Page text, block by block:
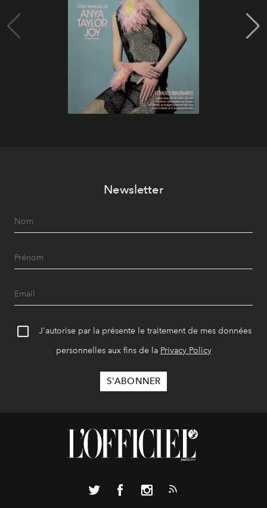
Newsletter
J'autorise par la présente le traitement de mes données
personnelles aux fins de la Privacy Policy